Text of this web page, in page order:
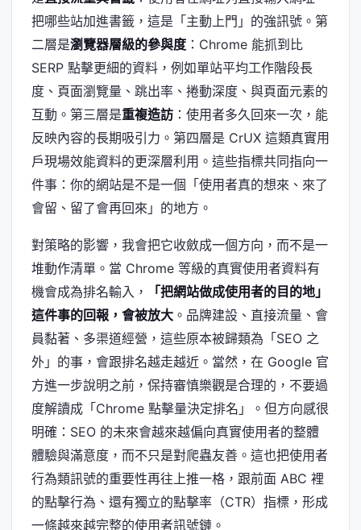
把哪些站加進書籤，這是「主動上門」的強訊號。第
二層是瀏覽器層級的參與度 ：Chrome 能抓到比
SERP 點擊更細的資料，例如單站平均工作階段長
度、頁面瀏覽量、跳出率、捲動深度、與頁面元素的
互動。第三層是重複造訪 ：使用者多久回來一次，能
反映內容的長期吸引力。第四層是 CrUX 這類真實用
戶現場效能資料的更深層利用。這些指標共同指向一
件事：你的網站是不是一個「使用者真的想來、來了
會留、留了會再回來」的地方。
對策略的影響，我會把它收斂成一個方向，而不是一
堆動作清單。當 Chrome 等級的真實使用者資料有
機會成為排名輸入，
「把網站做成使用者的目的地」
這件事的回報，會被放大 。品牌建設、直接流量、會
員黏著、多渠道經營，這些原本被歸類為「SEO 之
外」的事，會跟排名越走越近。當然，在 Google 官
方進一步說明之前，保持審慎樂觀是合理的，不要過
度解讀成「Chrome 點擊量決定排名」。但方向感很
明確：SEO 的未來會越來越偏向真實使用者的整體
體驗與滿意度，而不只是對爬蟲友善。這也把使用者
行為類訊號的重要性再往上推一格，跟前面 ABC 裡
的點擊行為、還有獨立的點擊率（CTR）指標，形成
一條越來越完整的使用者訊號鏈。